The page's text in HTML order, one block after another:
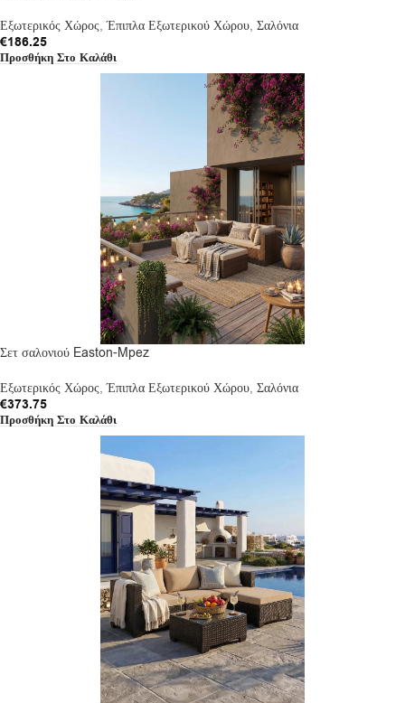
Εξωτερικός Χώρος, Έπιπλα Εξωτερικού Χώρου, Σαλόνια
€186.25
Προσθήκη Στο Καλάθι
Σετ σαλονιού Easton-Mpez
Εξωτερικός Χώρος, Έπιπλα Εξωτερικού Χώρου, Σαλόνια
€373.75
Προσθήκη Στο Καλάθι